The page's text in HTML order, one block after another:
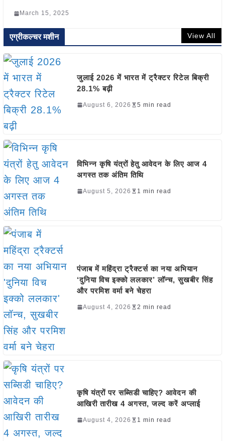
March 15, 2025
एग्रीकल्चर मशीन View All
जुलाई 2026 में भारत में ट्रैक्टर रिटेल बिक्री
28.1% बढ़ी
August 6, 2026 5 min read
विभिन्न कृषि यंत्रों हेतु आवेदन के लिए आज 4
अगस्त तक अंतिम तिथि
August 5, 2026 1 min read
पंजाब में महिंद्रा ट्रैक्टर्स का नया अभियान
‘दुनिया विच इक्को ललकार’ लॉन्च, सुखबीर सिंह
और परमिश वर्मा बने चेहरा
August 4, 2026 2 min read
कृषि यंत्रों पर सब्सिडी चाहिए? आवेदन की
आखिरी तारीख 4 अगस्त, जल्द करें अप्लाई
August 4, 2026 1 min read